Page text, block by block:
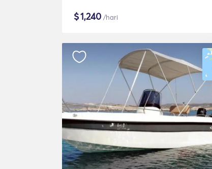
$1,240 /hari